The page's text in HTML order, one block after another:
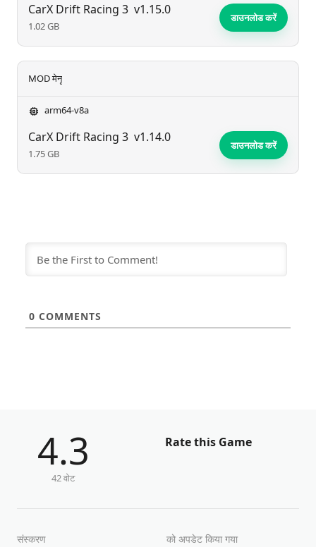
CarX Drift Racing 3 v1.15.0
1.02 GB
डाउनलोड करें
MOD मेनू
arm64-v8a
CarX Drift Racing 3 v1.14.0
1.75 GB
डाउनलोड करें
0 COMMENTS
4.3
42 वोट
Rate this Game
संस्करण
को अपडेट किया गया